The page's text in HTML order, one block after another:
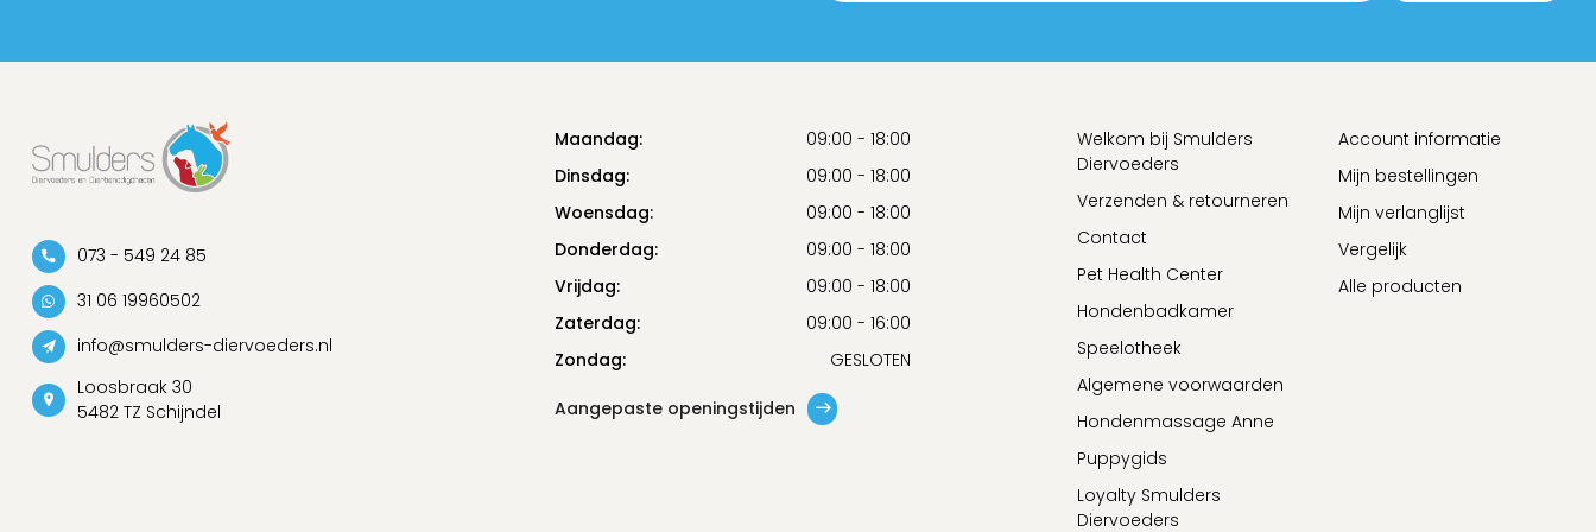
073 - 549 24 85
31 06 19960502
info@smulders-diervoeders.nl
Loosbraak 30
5482 TZ Schijndel
Maandag:
09:00 - 18:00
Dinsdag:
09:00 - 18:00
Woensdag:
09:00 - 18:00
Donderdag:
09:00 - 18:00
Vrijdag:
09:00 - 18:00
Zaterdag:
09:00 - 16:00
Zondag:
GESLOTEN
Aangepaste openingstijden
Welkom bij Smulders
Diervoeders
Verzenden & retourneren
Contact
Pet Health Center
Hondenbadkamer
Speelotheek
Algemene voorwaarden
Hondenmassage Anne
Puppygids
Loyalty Smulders
Diervoeders
Account informatie
Mijn bestellingen
Mijn verlanglijst
Vergelijk
Alle producten